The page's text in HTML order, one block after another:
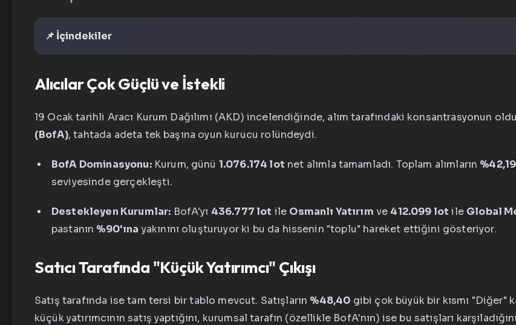
📌 İçindekiler
Alıcılar Çok Güçlü ve İstekli
19 Ocak tarihli Aracı Kurum Dağılımı (AKD) incelendiğinde, alım tarafındaki konsantrasyonun
(BofA), tahtada adeta tek başına oyun kurucu rolündeydi.
BofA Dominasyonu:Kurum, günü 1.076.174 lot net alımla tamamladı. Toplam alımların
seviyesinde gerçekleşti.
Destekleyen Kurumlar: BofA'yı 436.777 lot ile Osmanlı Yatırım ve 412.099 lot ile Global
pastanın %90'ına yakınını oluşturuyor ki bu da hissenin "toplu" hareket ettiğini gösteriyor.
Satıcı Tarafında "Küçük Yatırımcı" Çıkışı
Satış tarafında ise tam tersi bir tablo mevcut. Satışların %48,40 gibi çok büyük bir kısmı
küçük yatırımcının satış yaptığını, kurumsal tarafın (özellikle BofA'nın) ise bu satışları